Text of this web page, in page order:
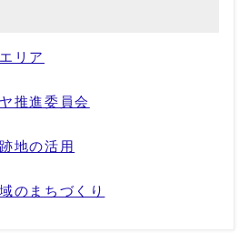
リア
推進委員会
地の活用
のまちづくり